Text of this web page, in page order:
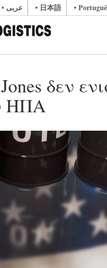
• عربى • 日本語 •
δεν
ΗΠΑ